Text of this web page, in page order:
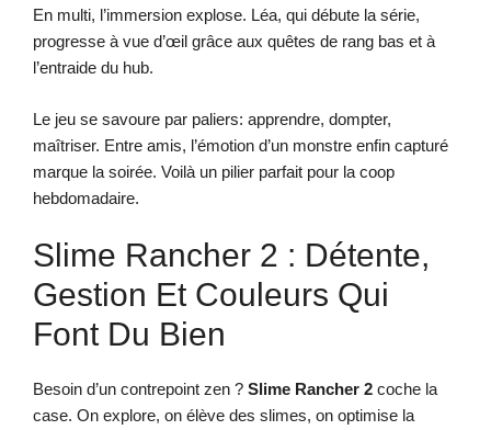
En multi, l’immersion explose. Léa, qui débute la série,
progresse à vue d’œil grâce aux quêtes de rang bas et à
l’entraide du hub.
Le jeu se savoure par paliers: apprendre, dompter,
maîtriser. Entre amis, l’émotion d’un monstre enfin capturé
marque la soirée. Voilà un pilier parfait pour la coop
hebdomadaire.
Slime Rancher 2 : Détente,
Gestion Et Couleurs Qui
Font Du Bien
Besoin d’un contrepoint zen ? Slime Rancher 2 coche la
case. On explore, on élève des slimes, on optimise la